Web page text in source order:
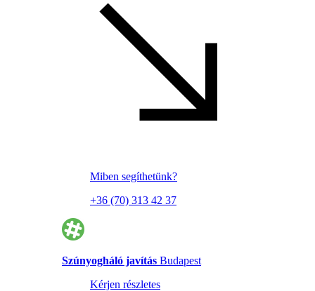
Miben segíthetünk?
+36 (70) 313 42 37
Szúnyogháló javítás Budapest
Kérjen részletes